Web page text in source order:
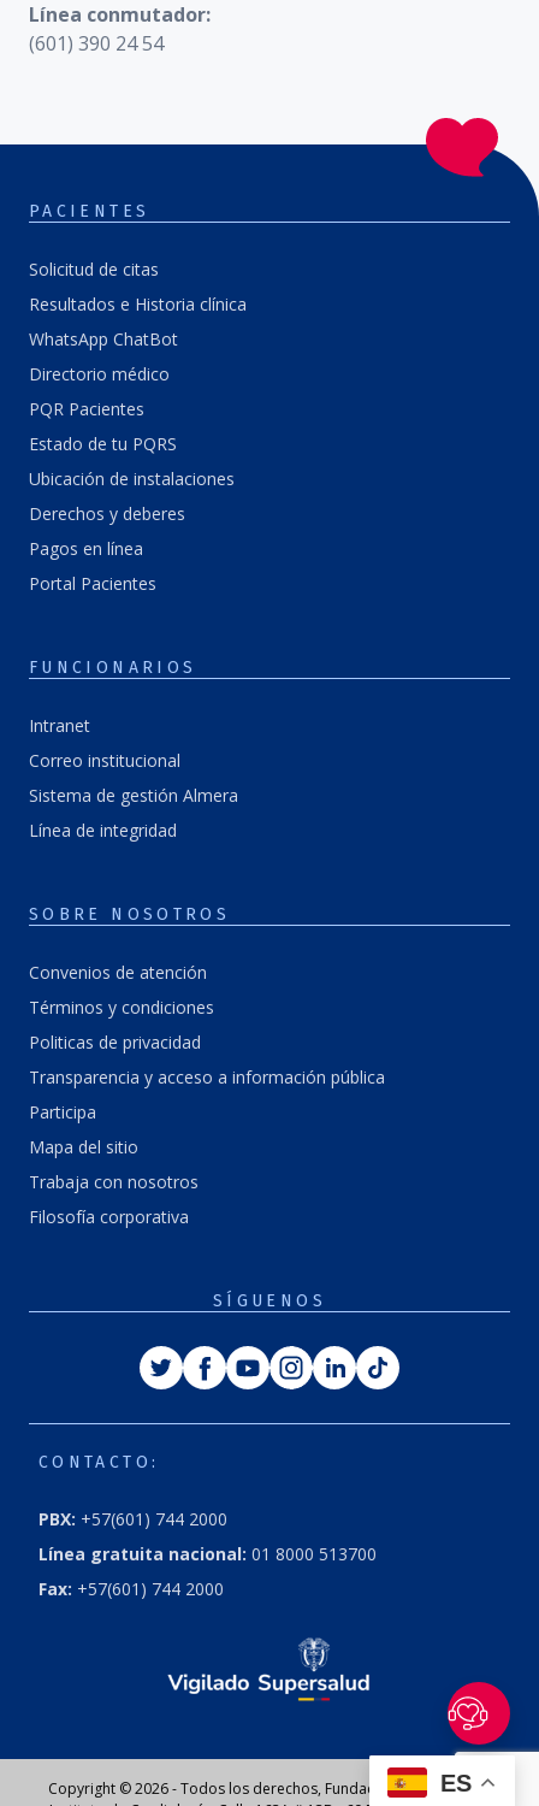
Línea conmutador:
(601) 390 24 54
PACIENTES
Solicitud de citas
Resultados e Historia clínica
WhatsApp ChatBot
Directorio médico
PQR Pacientes
Estado de tu PQRS
Ubicación de instalaciones
Derechos y deberes
Pagos en línea
Portal Pacientes
FUNCIONARIOS
Intranet
Correo institucional
Sistema de gestión Almera
Línea de integridad
SOBRE NOSOTROS
Convenios de atención
Términos y condiciones
Politicas de privacidad
Transparencia y acceso a información pública
Participa
Mapa del sitio
Trabaja con nosotros
Filosofía corporativa
SÍGUENOS
TwitterFacebook
YoutubeInstagram
LinkedinTiktok
CONTACTO:
PBX: +57(601) 744 2000
Línea gratuita nacional: 01 8000 513700
Fax: +57(601) 744 2000
Copyright © 2026 - Todos los derechos, Fundación Cardioinfantil
ES